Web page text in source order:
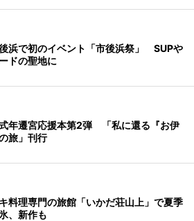
浜で初のイベント「市後浜祭」 SUPや
ドの聖地に
年遷宮応援本第2弾 「私に還る『お伊
旅」刊行
料理専門の旅館「いかだ荘山上」で夏季
、新作も